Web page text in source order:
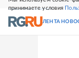
принимаете условия
СВЕЖИЙ НОМЕР
ЛЕНТА